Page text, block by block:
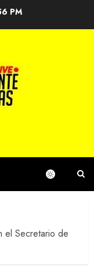
PM
el Secretario de